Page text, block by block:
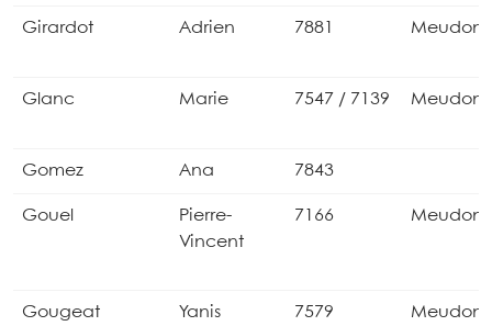
Girardot Adrien 7881 Meudon
Glanc Marie 7547 / 7139 Meudon
Gomez Ana 7843
Gouel
Pierre-
Vincent
7166 Meudon
Gougeat Yanis 7579 Meudon